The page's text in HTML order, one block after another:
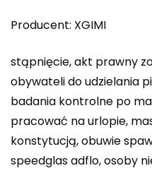
Producent: XGIMI
stąpnięcie, akt prawny
obywateli do udzielania
badania kontrolne po
pracować na urlopie,
konstytucją, obuwie
speedglas adflo, osoby